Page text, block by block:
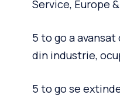
Service, Europe
5 to go a
din industrie,
5 to go se